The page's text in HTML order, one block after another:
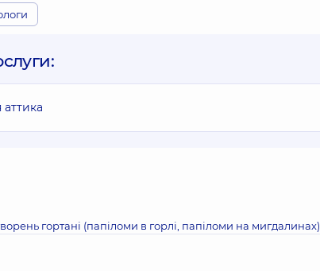
гортані (папіломи в горлі, папіломи на мигдалинах)